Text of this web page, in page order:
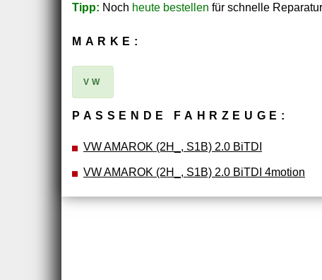
Tipp: Noch heute bestellen für schnelle
MARKE:
VW
PASSENDE FAHRZEUGE:
VW AMAROK (2H_, S1B) 2.0 BiTDI
VW AMAROK (2H_, S1B) 2.0 BiTDI 4motion